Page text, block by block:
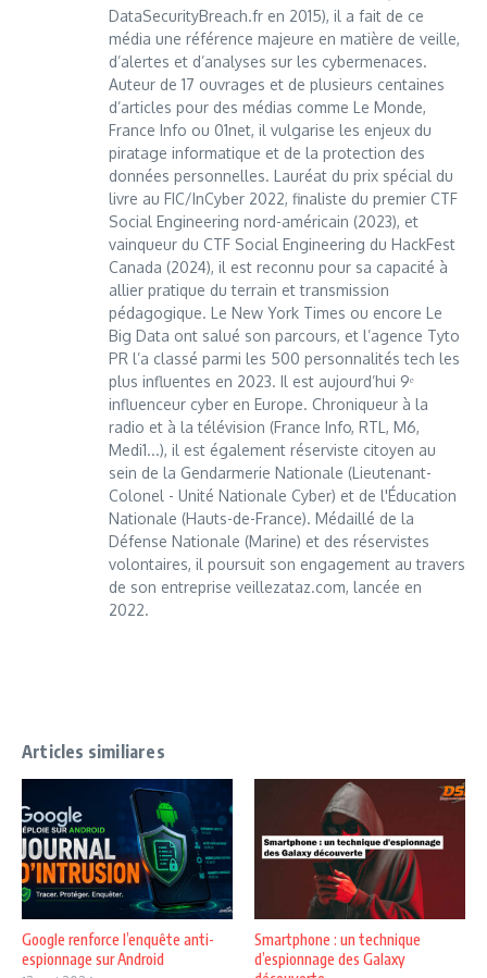
DataSecurityBreach.fr en 2015), il a fait de ce
média une référence majeure en matière de veille,
d’alertes et d’analyses sur les cybermenaces.
Auteur de 17 ouvrages et de plusieurs centaines
d’articles pour des médias comme Le Monde,
France Info ou 01net, il vulgarise les enjeux du
piratage informatique et de la protection des
données personnelles. Lauréat du prix spécial du
livre au FIC/InCyber 2022, finaliste du premier CTF
Social Engineering nord-américain (2023), et
vainqueur du CTF Social Engineering du HackFest
Canada (2024), il est reconnu pour sa capacité à
allier pratique du terrain et transmission
pédagogique. Le New York Times ou encore Le
Big Data ont salué son parcours, et l’agence Tyto
PR l’a classé parmi les 500 personnalités tech les
plus influentes en 2023. Il est aujourd’hui 9ᵉ
influenceur cyber en Europe. Chroniqueur à la
radio et à la télévision (France Info, RTL, M6,
Medi1...), il est également réserviste citoyen au
sein de la Gendarmerie Nationale (Lieutenant-
Colonel - Unité Nationale Cyber) et de l'Éducation
Nationale (Hauts-de-France). Médaillé de la
Défense Nationale (Marine) et des réservistes
volontaires, il poursuit son engagement au travers
de son entreprise veillezataz.com, lancée en
2022.
Articles similiares
Google renforce l’enquête anti-
espionnage sur Android
Smartphone : un technique
d’espionnage des Galaxy